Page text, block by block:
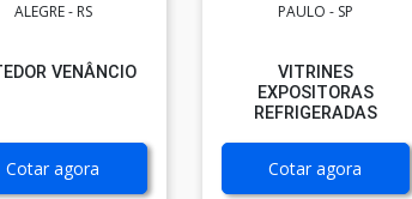
ALEGRE - RS
VENÂNCIO
Cotar agora
PAULO - SP
VITRINES
EXPOSITORAS
REFRIGERADAS
Cotar agora